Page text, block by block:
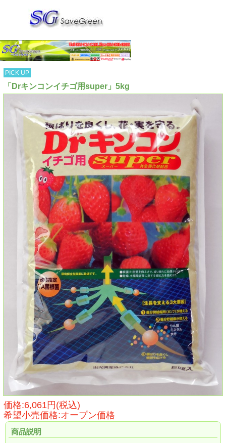
PICK UP
「Drキンコンイチゴ用super」5kg
価格:6,061円(税込)
希望小売価格:オープン価格
商品説明